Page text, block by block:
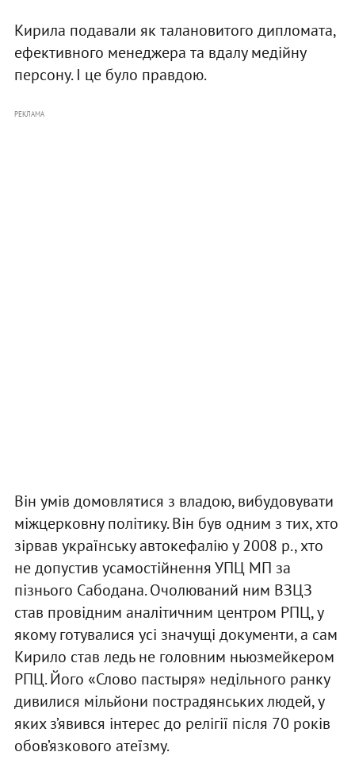
Кирила подавали як талановитого дипломата,
ефективного менеджера та вдалу медійну
персону. І це було правдою.
РЕКЛАМА
Він умів домовлятися з владою, вибудовувати
міжцерковну політику. Він був одним з тих, хто
зірвав українську автокефалію у 2008 р., хто
не допустив усамостійнення УПЦ МП за
пізнього Сабодана. Очолюваний ним ВЗЦЗ
став провідним аналітичним центром РПЦ, у
якому готувалися усі значущі документи, а сам
Кирило став ледь не головним ньюзмейкером
РПЦ. Його «Слово пастыря» недільного ранку
дивилися мільйони пострадянських людей, у
яких з’явився інтерес до релігії після 70 років
обов’язкового атеїзму.